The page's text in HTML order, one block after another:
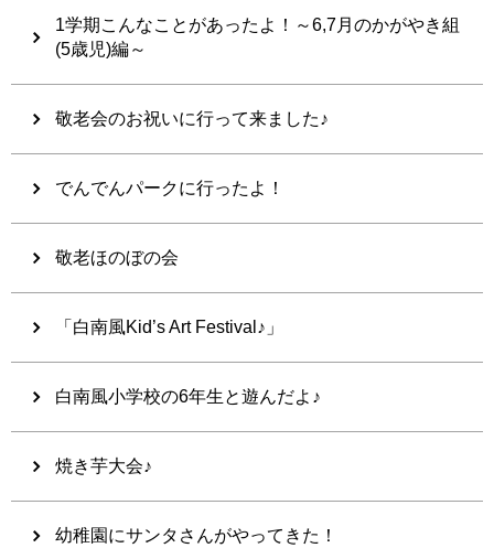
1学期こんなことがあったよ！～6,7月のかがやき組
(5歳児)編～
敬老会のお祝いに行って来ました♪
でんでんパークに行ったよ！
敬老ほのぼの会
「白南風Kid’s Art Festival♪」
白南風小学校の6年生と遊んだよ♪
焼き芋大会♪
幼稚園にサンタさんがやってきた！